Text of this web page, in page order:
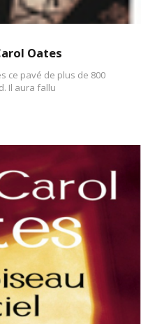
Oates
ce pavé de plus de 800
Il aura fallu